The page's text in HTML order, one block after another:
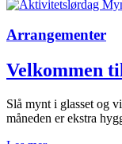
Arrangementer
Velkommen
Slå mynt i glasset og
måneden er ekstra